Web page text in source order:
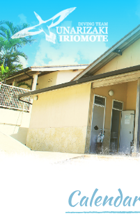
Calendar